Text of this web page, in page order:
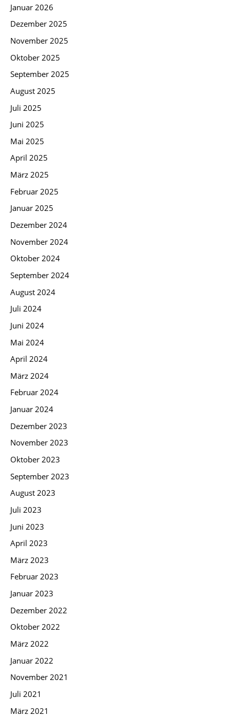
Januar 2026
Dezember 2025
November 2025
Oktober 2025
September 2025
August 2025
Juli 2025
Juni 2025
Mai 2025
April 2025
März 2025
Februar 2025
Januar 2025
Dezember 2024
November 2024
Oktober 2024
September 2024
August 2024
Juli 2024
Juni 2024
Mai 2024
April 2024
März 2024
Februar 2024
Januar 2024
Dezember 2023
November 2023
Oktober 2023
September 2023
August 2023
Juli 2023
Juni 2023
April 2023
März 2023
Februar 2023
Januar 2023
Dezember 2022
Oktober 2022
März 2022
Januar 2022
November 2021
Juli 2021
März 2021